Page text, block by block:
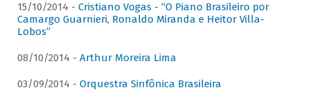
15/10/2014 - Cristiano Vogas - “O Piano Brasileiro por
Camargo Guarnieri, Ronaldo Miranda e Heitor Villa-
Lobos”
08/10/2014 - Arthur Moreira Lima
03/09/2014 - Orquestra Sinfônica Brasileira